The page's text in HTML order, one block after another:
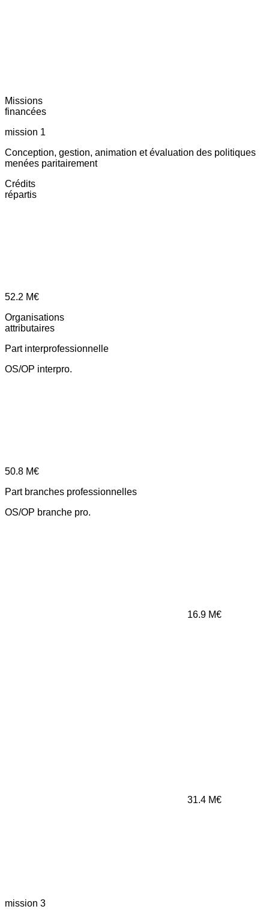
Missions
financées
mission 1
Conception, gestion, animation et évaluation des politiques
menées paritairement
Crédits
répartis
52.2 M€
Organisations
attributaires
Part interprofessionnelle
OS/OP interpro.
50.8 M€
Part branches professionnelles
OS/OP branche pro.
16.9 M€
31.4 M€
mission 3